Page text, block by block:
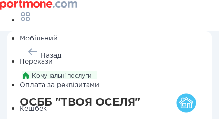
Мобільний
Перекази
Оплата за реквізитами
Кешбек
Назад
Комунальні послуги
ОСББ "ТВОЯ ОСЕЛЯ"